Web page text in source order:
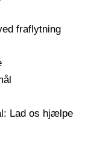
fraflytning
Lad os hjælpe